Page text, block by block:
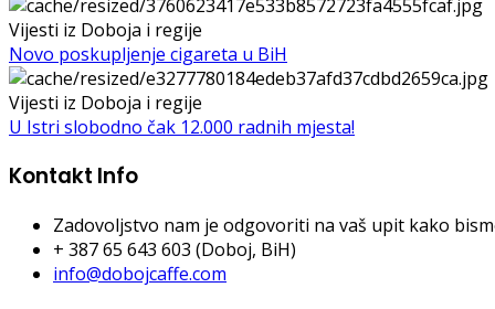
Vijesti iz Doboja i regije
Novo poskupljenje cigareta u BiH
Vijesti iz Doboja i regije
U Istri slobodno čak 12.000 radnih mjesta!
Kontakt Info
Zadovoljstvo nam je odgovoriti na vaš upit kako
+ 387 65 643 603 (Doboj, BiH)
info@dobojcaffe.com